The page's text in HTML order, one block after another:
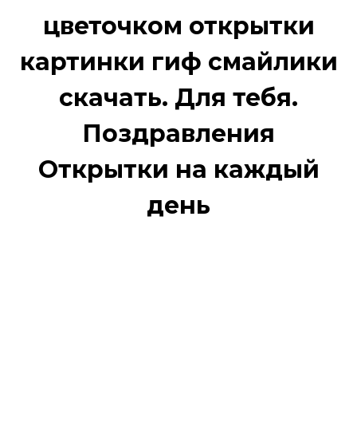
цветочком открытки
картинки гиф смайлики
скачать. Для тебя.
Поздравления
Открытки на каждый
день